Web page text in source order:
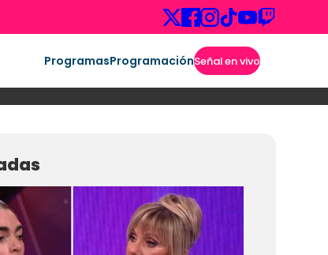
ProgramasProgramaciónSeñal en vivo